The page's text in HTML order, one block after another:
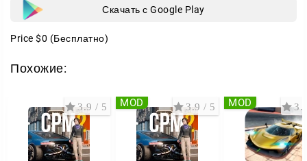
фирменный «опер-стиль» для любителей
Управление и обзор
рулём на экране;
наклонами устройства через акселерометр;
стрелками.
Скачать с Google Play
Price $0 (Бесплатно)
Похожие:
3.9 / 5 3.9 / 5
MOD MOD